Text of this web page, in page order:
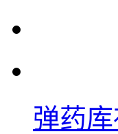
弹药